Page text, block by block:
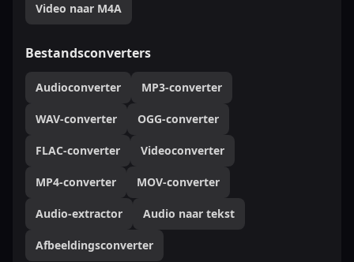
Video naar M4A
Bestandsconverters
Audioconverter MP3-converter
WAV-converter OGG-converter
FLAC-converter Videoconverter
MP4-converter MOV-converter
Audio-extractor Audio naar tekst
Afbeeldingsconverter